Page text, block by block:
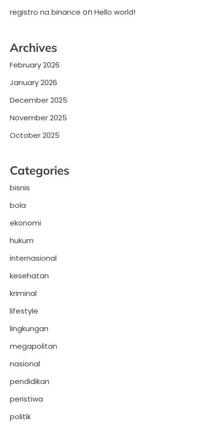
registro na binance onHello world!
Archives
February 2026
January 2026
December 2025
November 2025
October 2025
Categories
bisnis
bola
ekonomi
hukum
internasional
kesehatan
kriminal
lifestyle
lingkungan
megapolitan
nasional
pendidikan
peristiwa
politik